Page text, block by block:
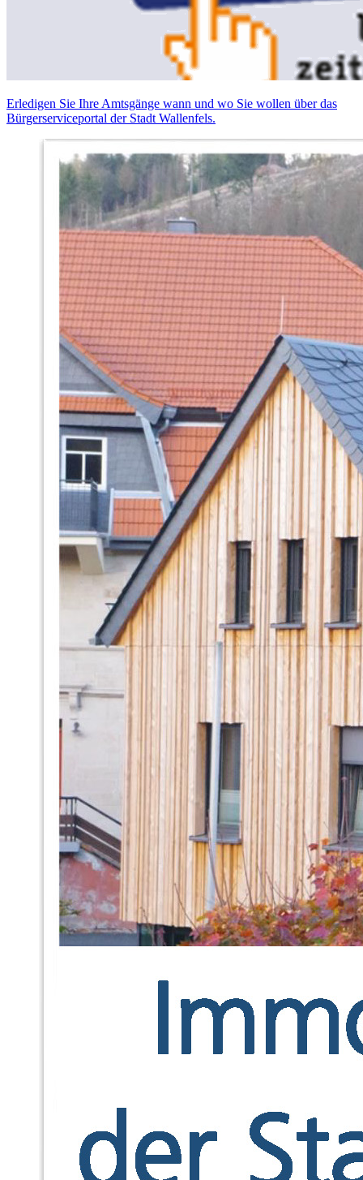
Erledigen Sie Ihre Amtsgänge wann und wo Sie wollen über das
Bürgerserviceportal der Stadt Wallenfels.